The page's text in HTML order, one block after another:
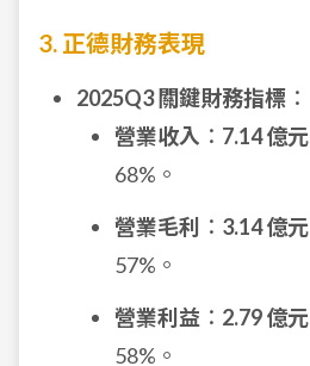
3. 正德財務表現
2025Q3 關鍵財務指標 ：
營業收入 ： 7.14 億元
68%。
營業毛利
： 3.14 億元
57%。
營業利益 ： 2.79 億元
58%。